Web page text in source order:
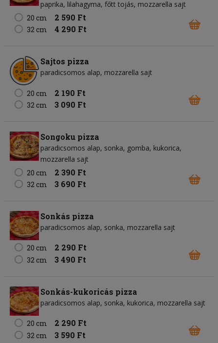
paprika lilahagyma főtt tojás mozzarella sajt
20 cm
2 590 Ft
32 cm 4 290 Ft
Sajtos pizza
paradicsomos alap mozzarella sajt
20 cm 2 190 Ft
32 cm 3 090 Ft
Songoku pizza
paradicsomos alap sonka gomba kukorica
mozzarella sajt
20 cm
2 390 Ft
32 cm 3 690 Ft
Sonkás pizza
paradicsomos alap sonka mozzarella sajt
20 cm 2 290 Ft
32 cm 3 490 Ft
Sonkás-kukoricás pizza
paradicsomos alap sonka kukorica mozzarella sajt
20 cm 2 290 Ft
32 cm 3 590 Ft